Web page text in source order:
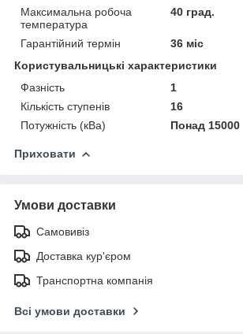
Максимальна робоча
температура
40 град.
Гарантійний термін
36 міс
Користувальницькі характеристики
Фазність
1
Кількість ступенів
16
Потужність (кВа)
Понад 15000
Приховати
Умови доставки
Самовивіз
Доставка кур'єром
Транспортна компанія
Всі умови доставки